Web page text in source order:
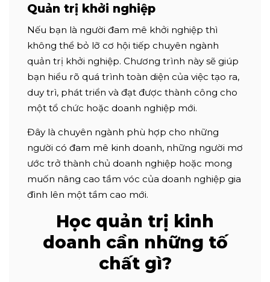
Quản trị khởi nghiệp
Nếu bạn là người đam mê khởi nghiệp thì
không thể bỏ lỡ cơ hội tiếp chuyên ngành
quản trị khởi nghiệp. Chương trình này sẽ giúp
bạn hiểu rõ quá trình toàn diện của việc tạo ra,
duy trì, phát triển và đạt được thành công cho
một tổ chức hoặc doanh nghiệp mới.
Đây là chuyên ngành phù hợp cho những
người có đam mê kinh doanh, những người mơ
ước trở thành chủ doanh nghiệp hoặc mong
muốn nâng cao tầm vóc của doanh nghiệp gia
đình lên một tầm cao mới.
Học quản trị kinh
doanh cần những tố
chất gì?